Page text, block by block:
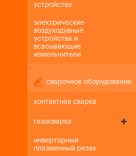
устройства
электрические
воздуходувные
устройства и
всасывающие
измельчители
+-
сварочное оборудование
контактная сварка
газосварка
инверторный
плазменный резак